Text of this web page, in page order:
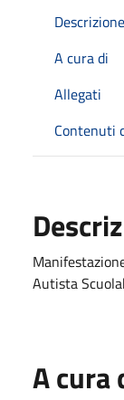
Descrizione
A cura di
Allegati
Contenuti
Autista
A cura